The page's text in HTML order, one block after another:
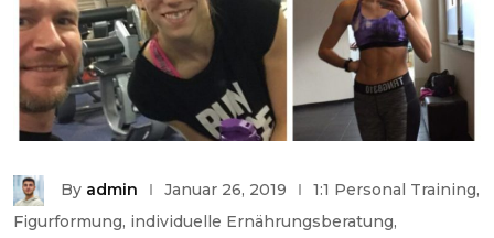
By admin Januar 26, 2019 1:1 Personal Training,
Figurformung, individuelle Ernährungsberatung,